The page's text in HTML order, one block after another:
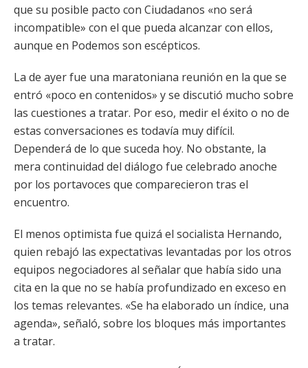
que su posible pacto con Ciudadanos «no será
incompatible» con el que pueda alcanzar con ellos,
aunque en Podemos son escépticos.
La de ayer fue una maratoniana reunión en la que se
entró «poco en contenidos» y se discutió mucho sobre
las cuestiones a tratar. Por eso, medir el éxito o no de
estas conversaciones es todavía muy difícil.
Dependerá de lo que suceda hoy. No obstante, la
mera continuidad del diálogo fue celebrado anoche
por los portavoces que comparecieron tras el
encuentro.
El menos optimista fue quizá el socialista Hernando,
quien rebajó las expectativas levantadas por los otros
equipos negociadores al señalar que había sido una
cita en la que no se había profundizado en exceso en
los temas relevantes. «Se ha elaborado un índice, una
agenda», señaló, sobre los bloques más importantes
a tratar.